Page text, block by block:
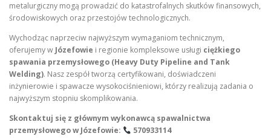
metalurgiczny mogą prowadzić do katastrofalnych skutków finansowych,
środowiskowych oraz przestojów technologicznych.
Wychodząc naprzeciw najwyższym wymaganiom technicznym,
oferujemy w Józefowie i regionie kompleksowe usługi ciężkiego
spawania przemysłowego (Heavy Duty Pipeline and Tank
Welding). Nasz zespół tworzą certyfikowani, doświadczeni
inżynierowie i spawacze wysokociśnieniowi, którzy realizują zadania o
najwyższym stopniu skomplikowania.
Skontaktuj się z głównym wykonawcą spawalnictwa
przemysłowego w Józefowie:
570933114